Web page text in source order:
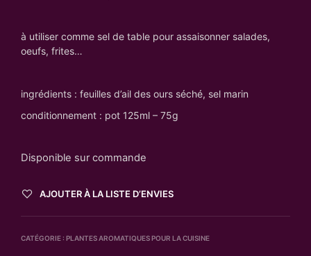
à utiliser comme sel de table pour assaisonner salades,
oeufs, frites…
ingrédients : feuilles d’ail des ours séché, sel marin
conditionnement : pot 125ml – 75g
Disponible sur commande
AJOUTER À LA LISTE D’ENVIES
CATÉGORIE : PLANTES AROMATIQUES POUR LA CUISINE